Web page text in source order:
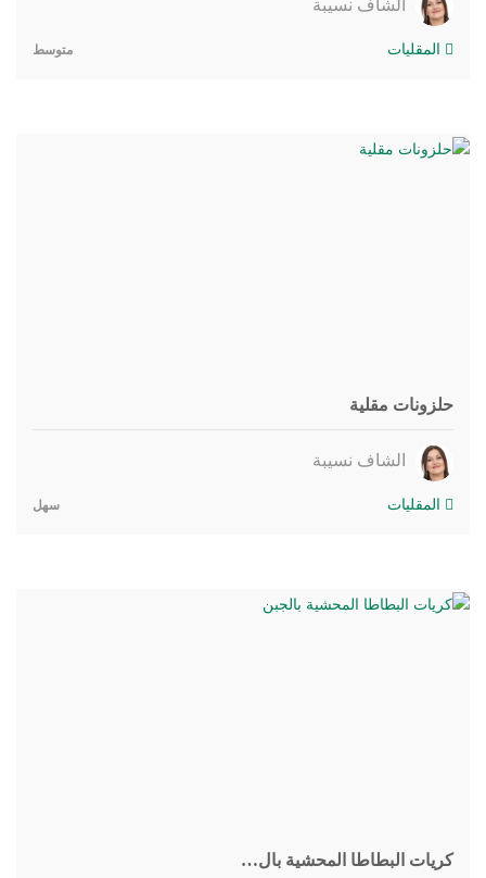
الشاف نسيبة
المقليات متوسط
حلزونات مقلية
الشاف نسيبة
المقليات سهل
كريات البطاطا المحشية بال…